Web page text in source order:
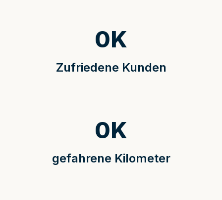
Zufriedene Kunden
0K
gefahrene Kilometer
0K